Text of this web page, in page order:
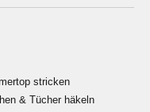
stricken
& Tücher häkeln